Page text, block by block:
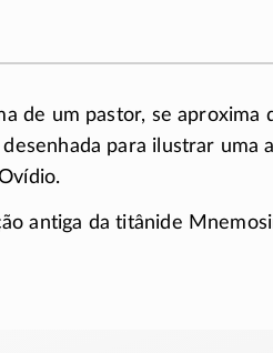
de um pastor, se aproxima
para ilustrar uma
antiga da titânide